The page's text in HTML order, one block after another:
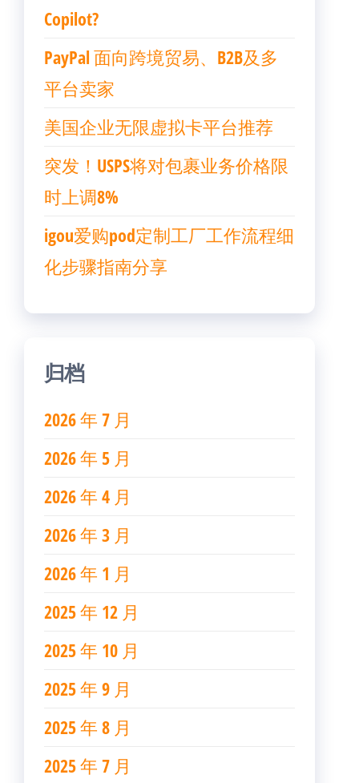
Copilot?
PayPal 面向跨境贸易、B2B及多
平台卖家
美国企业无限虚拟卡平台推荐
突发！USPS将对包裹业务价格限
时上调8%
igou爱购pod定制工厂工作流程细
化步骤指南分享
归档
2026 年 7 月
2026 年 5 月
2026 年 4 月
2026 年 3 月
2026 年 1 月
2025 年 12 月
2025 年 10 月
2025 年 9 月
2025 年 8 月
2025 年 7 月